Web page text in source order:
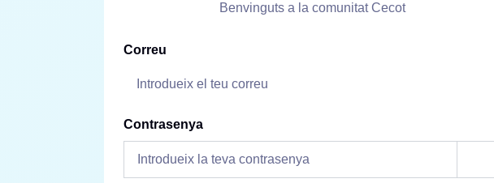
Benvinguts a la comunitat Cecot
Correu
Contrasenya